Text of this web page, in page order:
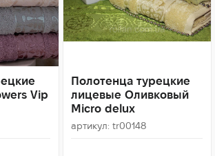
Vip
Полотенца турецкие
лицевые Оливковый
Micro delux
артикул: tr00148